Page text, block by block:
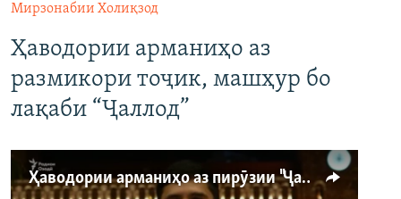
Мирзонабии Холиқзод
Ҳаводории арманиҳо аз
размикори тоҷик, машҳур бо
лақаби “Ҷаллод”
Ҳаводории арманиҳо аз пирӯзии "Ҷаллод"-и тоҷик